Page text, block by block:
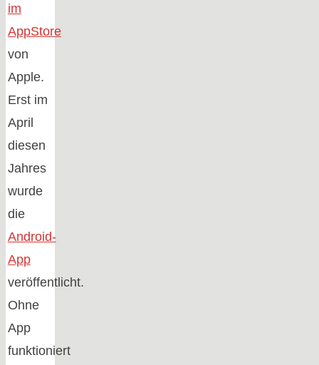
im
AppStore
von
Apple.
Erst im
April
diesen
Jahres
wurde
die
Android-
App
veröffentlicht.
Ohne
App
funktioniert